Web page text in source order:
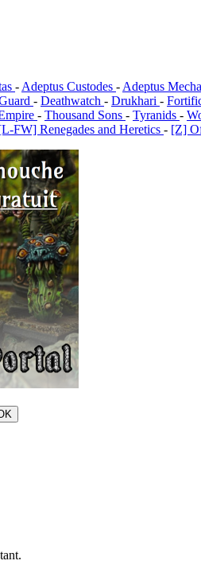
- Adeptus Custodes - Adeptus
- Deathwatch - Drukhari -
- Thousand Sons - Tyranids -
FW] Renegades and Heretics - [Z]